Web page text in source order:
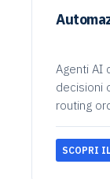
Agenti AI
decisioni
routing
SCOPRI